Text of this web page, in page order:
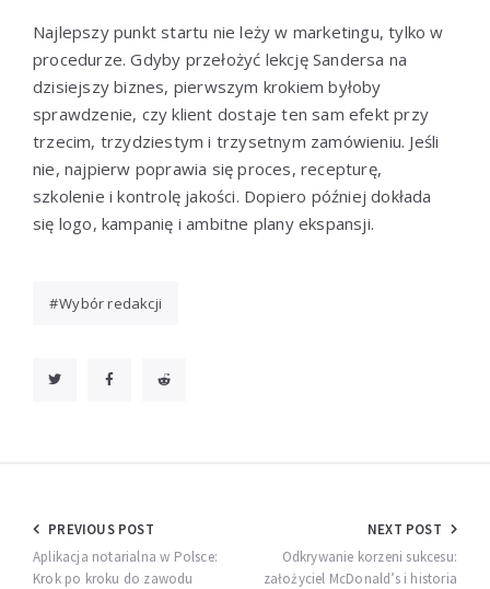
Najlepszy punkt startu nie leży w marketingu, tylko w
procedurze. Gdyby przełożyć lekcję Sandersa na
dzisiejszy biznes, pierwszym krokiem byłoby
sprawdzenie, czy klient dostaje ten sam efekt przy
trzecim, trzydziestym i trzysetnym zamówieniu. Jeśli
nie, najpierw poprawia się proces, recepturę,
szkolenie i kontrolę jakości. Dopiero później dokłada
się logo, kampanię i ambitne plany ekspansji.
Wybór redakcji
Nawigacja
wpisu
PREVIOUS POST
Aplikacja notarialna w Polsce:
Krok po kroku do zawodu
NEXT POST
Odkrywanie korzeni sukcesu:
założyciel McDonald’s i historia